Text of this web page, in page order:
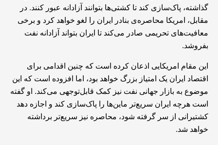
گذاشته، پاک‌سازی کند تا کشتی‌ها بتوانند آزادانه عبور کنند. در
مقابل، امریکا محاصره‌ی بنادر ایران را لغو خواهد کرد و برخی
معافیت‌های تحریمی صادر می‌کند تا ایران بتواند آزادانه نفت
بفروشد.
این مقام امریکایی اذعان کرده است که چنین اقدامی برای
اقتصاد ایران یک امتیاز بزرگ خواهد بود، اما افزوده است که این
موضوع به بازار جهانی نفت نیز کمک قابل‌توجهی می‌کند. او گفته
است هرچه ایران سریع‌تر ماین‌ها را پاک‌سازی کند و اجازه دهد
کشتیرانی از سر گرفته شود، محاصره نیز سریع‌تر برداشته
خواهد شد.